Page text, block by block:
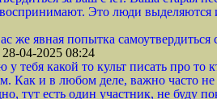
Это люди выделяются
же явная попытка
04-2025 08:24
у тебя какой то культ писать про то
Как и в любом деле, важно часто не
тут есть один участник, не буду